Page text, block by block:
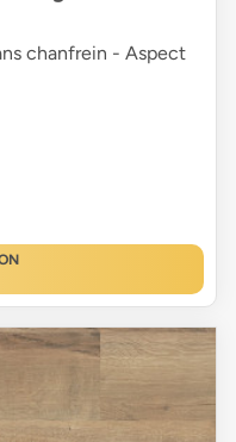
chanfrein - Aspect